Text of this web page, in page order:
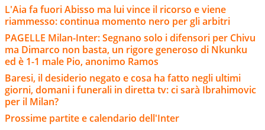
L'Aia fa fuori Abisso ma lui vince il ricorso e viene
riammesso: continua momento nero per gli arbitri
PAGELLE Milan-Inter: Segnano solo i difensori per Chivu
ma Dimarco non basta, un rigore generoso di Nkunku
ed è 1-1 male Pio, anonimo Ramos
Baresi, il desiderio negato e cosa ha fatto negli ultimi
giorni, domani i funerali in diretta tv: ci sarà Ibrahimovic
per il Milan?
Prossime partite e calendario dell'Inter